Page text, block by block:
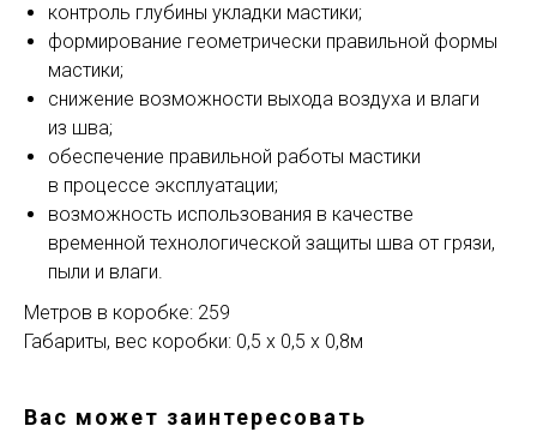
контроль глубины укладки мастики;
формирование геометрически правильной формы
мастики;
снижение возможности выхода воздуха и влаги
из шва;
обеспечение правильной работы мастики
в процессе эксплуатации;
возможность использования в качестве
временной технологической защиты шва от грязи,
пыли и влаги.
Метров в коробке: 259
Габариты, вес коробки: 0,5 х 0,5 х 0,8м
Вас может заинтересовать
Основные разделы
• Жгут
• Шнур
• Трубная изоляция
• Маты
• Гернтовый шнур
Демпферные ленты
• Лента для стяжки